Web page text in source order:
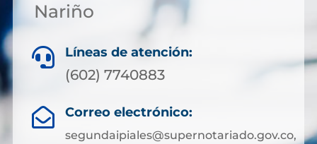
Nariño
 Líneas de atención:
(602) 7740883
 Correo electrónico:
segundaipiales@supernotariado.gov.co,